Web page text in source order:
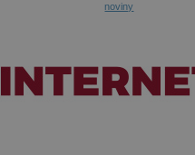
noviny